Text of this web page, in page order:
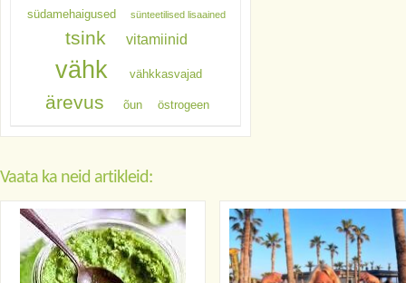
südamehaigused sünteetilised lisaained
tsink vitamiinid
vähk vähkkasvajad
ärevus õun östrogeen
Vaata ka neid artikleid: